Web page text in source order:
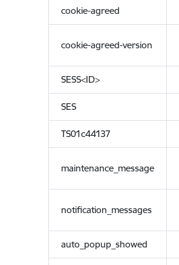
cookie-agreed
cookie-agreed-version
SESS<ID>
SES
TS01c44137
maintenance_message
notification_messages
auto_popup_showed